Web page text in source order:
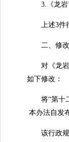
3.《龙岩市
上述3件行
二、修改1
对《龙岩市
如下修改：
将“第十二
本办法自发
该行政规